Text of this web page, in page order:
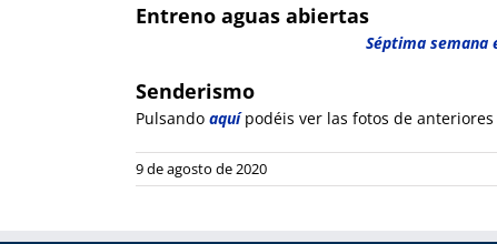
Entreno aguas abiertas
Séptima semana
Senderismo
Pulsando aquípodéis ver las fotos de anteriores
9 de agosto de 2020